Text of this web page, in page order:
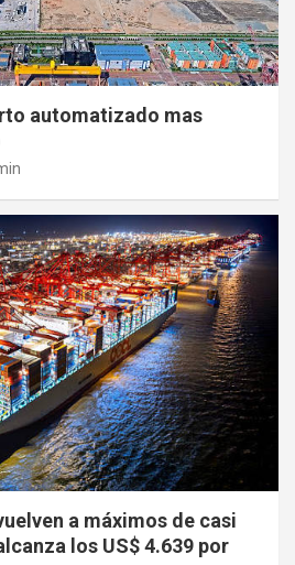
automatizado mas
a máximos de casi
los US$ 4.639 por